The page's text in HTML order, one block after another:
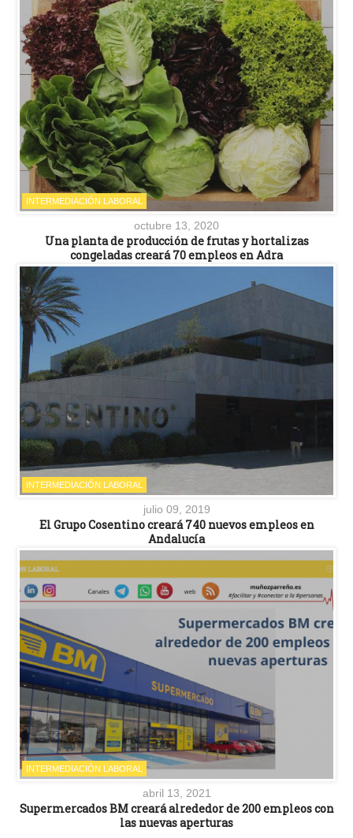
INTERMEDIACIÓN LABORAL
octubre 13, 2020
Una planta de producción de frutas y hortalizas
congeladas creará 70 empleos en Adra
INTERMEDIACIÓN LABORAL
julio 09, 2019
El Grupo Cosentino creará 740 nuevos empleos en
Andalucía
INTERMEDIACIÓN LABORAL
abril 13, 2021
Supermercados BM creará alrededor de 200 empleos con
las nuevas aperturas